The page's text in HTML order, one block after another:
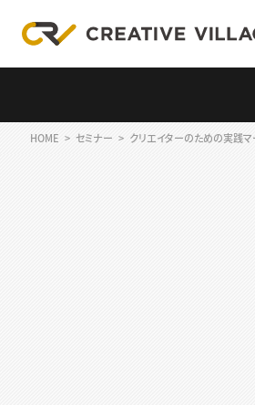
HOME セミナー クリエイターのための実践